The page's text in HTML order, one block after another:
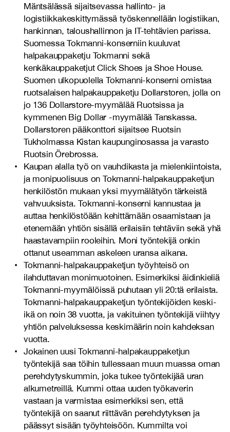
Mäntsälässä sijaitsevassa hallinto- ja
logistiikkakeskittymässä työskennellään logistiikan,
hankinnan, taloushallinnon ja IT-tehtävien parissa.
Suomessa Tokmanni-konserniin kuuluvat
halpakauppaketju Tokmanni sekä
kenkäkauppaketjut Click Shoes ja Shoe House.
Suomen ulkopuolella Tokmanni-konserni omistaa
ruotsalaisen halpakauppaketju Dollarstoren, jolla on
jo 136 Dollarstore-myymälää Ruotsissa ja
kymmenen Big Dollar -myymälää Tanskassa.
Dollarstoren pääkonttori sijaitsee Ruotsin
Tukholmassa Kistan kaupunginosassa ja varasto
Ruotsin Örebrossa.
Kaupan alalla työ on vauhdikasta ja mielenkiintoista,
ja monipuolisuus on Tokmanni-halpakauppaketjun
henkilöstön mukaan yksi myymälätyön tärkeistä
vahvuuksista. Tokmanni-konserni kannustaa ja
auttaa henkilöstöään kehittämään osaamistaan ja
etenemään yhtiön sisällä erilaisiin tehtäviin sekä yhä
haastavampiin rooleihin. Moni työntekijä onkin
ottanut useamman askeleen uransa aikana.
Tokmanni-halpakauppaketjun työyhteisö on
ilahduttavan monimuotoinen. Esimerkiksi äidinkieliä
Tokmanni-myymälöissä puhutaan yli 20:tä erilaista.
Tokmanni-halpakauppaketjun työntekijöiden keski-
ikä on noin 38 vuotta, ja vakituinen työntekijä viihtyy
yhtiön palveluksessa keskimäärin noin kahdeksan
vuotta.
Jokainen uusi Tokmanni-halpakauppaketjun
työntekijä saa töihin tullessaan muun muassa oman
perehdytyskummin, joka tukee työntekijää uran
alkumetreillä. Kummi ottaa uuden työkaverin
vastaan ja varmistaa esimerkiksi sen, että
työntekijä on saanut riittävän perehdytyksen ja
päässyt sisään työyhteisöön. Kummilta voi